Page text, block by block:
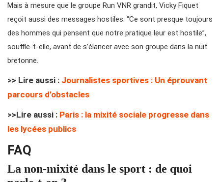
Mais à mesure que le groupe Run VNR grandit, Vicky Fiquet
reçoit aussi des messages hostiles. “Ce sont presque toujours
des hommes qui pensent que notre pratique leur est hostile”,
souffle-t-elle, avant de s’élancer avec son groupe dans la nuit
bretonne.
>> Lire aussi : Journalistes sportives : Un éprouvant
parcours d’obstacles
>>Lire aussi : Paris : la mixité sociale progresse dans
les lycées publics
FAQ
La non-mixité dans le sport : de quoi